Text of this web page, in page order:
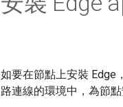
如要在節點上安裝 Edge
路連線的環境中，為節